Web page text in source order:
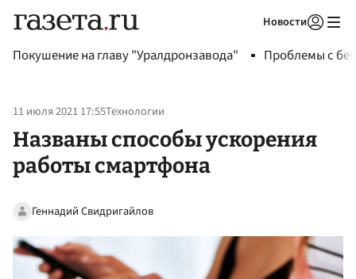
Новости
Покушение на главу "Уралдронзавода" Проблемы с
11 июля 2021 17:55Технологии
Названы способы ускорения
работы смартфона
Геннадий Свидригайлов